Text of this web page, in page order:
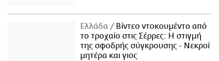
Ελλάδα
Βίντεο ντοκουμέντο από
το τροχαίο στις Σέρρες: Η στιγμή
της σφοδρής σύγκρουσης - Νεκροί
μητέρα και γιος